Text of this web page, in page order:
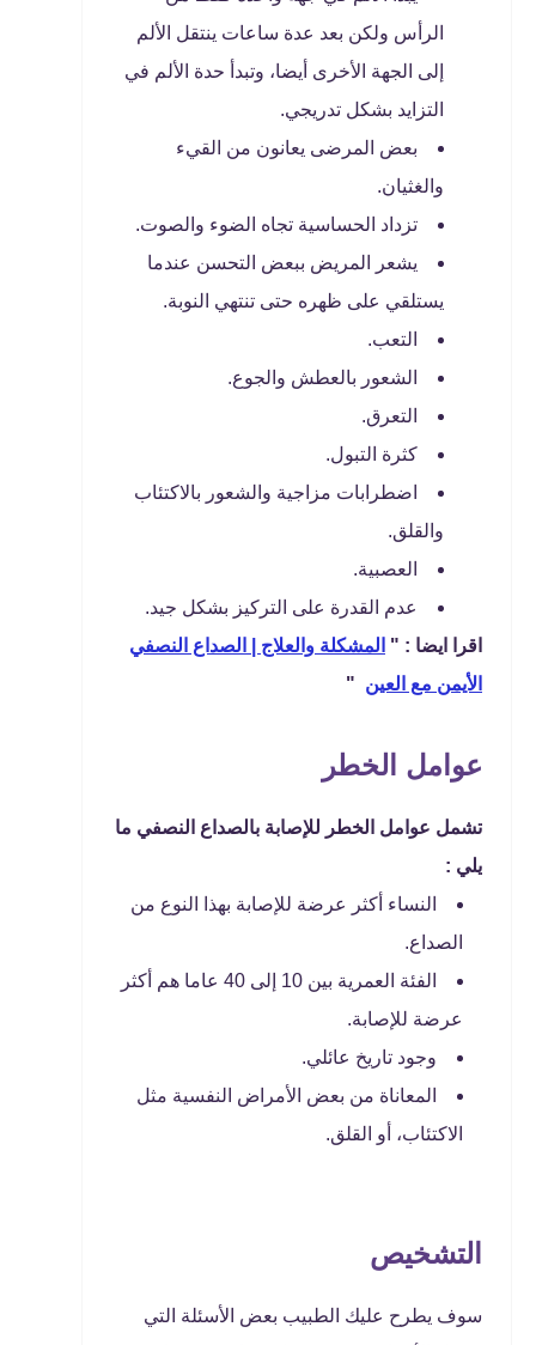
الرأس ولكن بعد عدة ساعات ينتقل الألم
إلى الجهة الأخرى أيضا، وتبدأ حدة الألم في
التزايد بشكل تدريجي.
بعض المرضى يعانون من القيء
والغثيان.
تزداد الحساسية تجاه الضوء والصوت.
يشعر المريض ببعض التحسن عندما
يستلقي على ظهره حتى تنتهي النوبة.
التعب.
الشعور بالعطش والجوع.
التعرق.
كثرة التبول.
اضطرابات مزاجية والشعور بالاكتئاب
والقلق.
العصبية.
عدم القدرة على التركيز بشكل جيد.
اقرا ايضا : " المشكلة والعلاج | الصداع النصفي
الأيمن مع العين "
عوامل الخطر
تشمل عوامل الخطر للإصابة بالصداع النصفي ما
يلي :
النساء أكثر عرضة للإصابة بهذا النوع من
الصداع.
الفئة العمرية بين 10 إلى 40 عاما هم أكثر
عرضة للإصابة.
وجود تاريخ عائلي.
المعاناة من بعض الأمراض النفسية مثل
الاكتئاب، أو القلق.
التشخيص
سوف يطرح عليك الطبيب بعض الأسئلة التي